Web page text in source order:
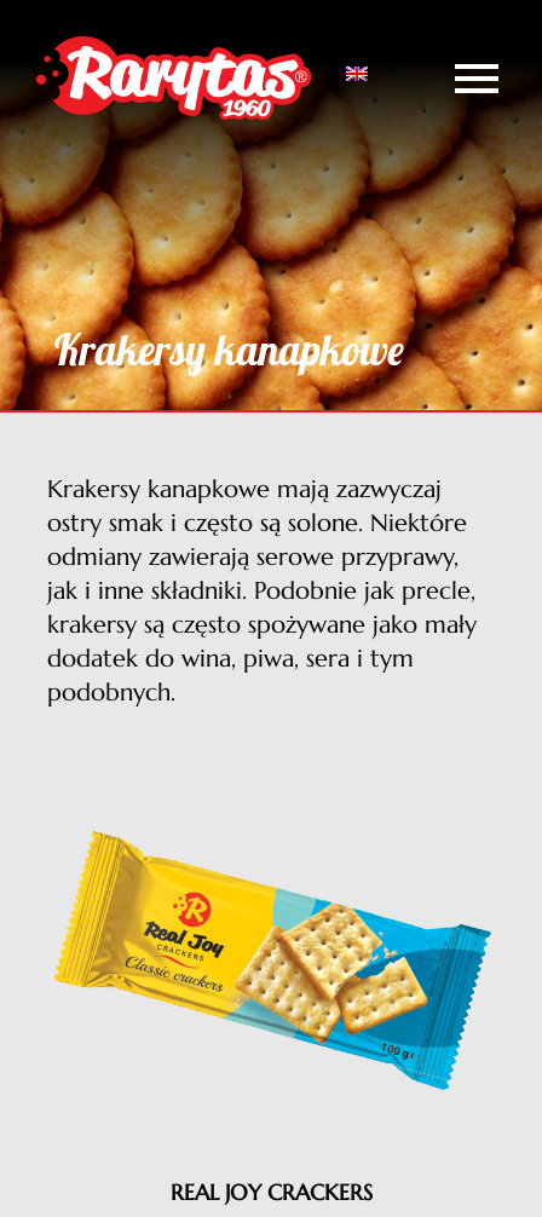
zawartości
Strona główna
O firmie
Aktualności
Produkty
Zdrowy Rarytas
English version
Krakersy kanapkowe
Krakersy kanapkowe mają zazwyczaj
ostry smak i często są solone. Niektóre
odmiany zawierają serowe przyprawy,
jak i inne składniki. Podobnie jak precle,
krakersy są często spożywane jako mały
dodatek do wina, piwa, sera i tym
podobnych.
REAL JOY CRACKERS